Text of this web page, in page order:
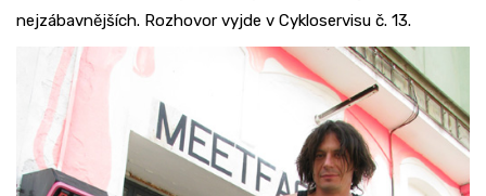
nejzábavnějších. Rozhovor vyjde v Cykloservisu č. 13.